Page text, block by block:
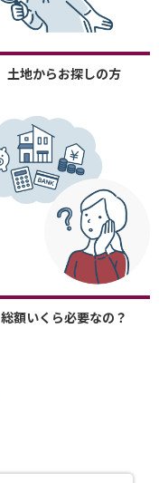
土地からお探しの方
総額いくら必要なの？